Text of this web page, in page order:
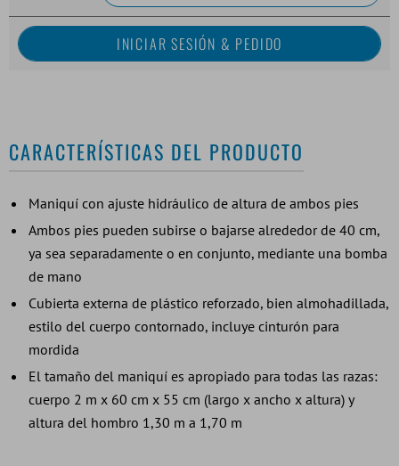
CARACTERÍSTICAS DEL PRODUCTO
Maniquí con ajuste hidráulico de altura de ambos pies
Ambos pies pueden subirse o bajarse alrededor de 40 cm,
ya sea separadamente o en conjunto, mediante una bomba
de mano
Cubierta externa de plástico reforzado, bien almohadillada,
estilo del cuerpo contornado, incluye cinturón para
mordida
El tamaño del maniquí es apropiado para todas las razas:
cuerpo 2 m x 60 cm x 55 cm (largo x ancho x altura) y
altura del hombro 1,30 m a 1,70 m